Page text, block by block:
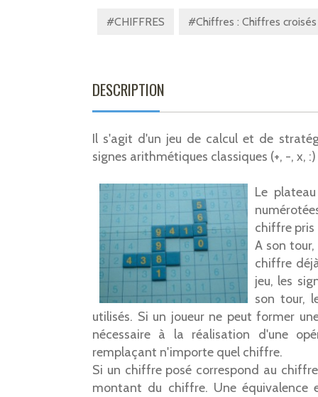
#CHIFFRES #Chiffres : Chiffres croisés
DESCRIPTION
Il s'agit d'un jeu de calcul et de
signes arithmétiques classiques (+, -, x,
Le
chiffre pris
A son
chiffre
jeu, les
son tour,
utilisés. Si un joueur ne peut former
nécessaire à la réalisation d'une
remplaçant n'importe quel chiffre.
Si un chiffre posé correspond au
montant du chiffre. Une